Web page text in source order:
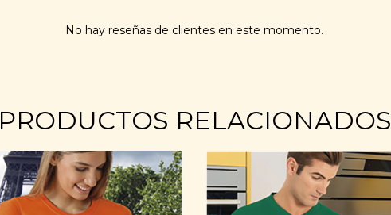
No hay reseñas de clientes en este momento.
PRODUCTOS RELACIONADOS